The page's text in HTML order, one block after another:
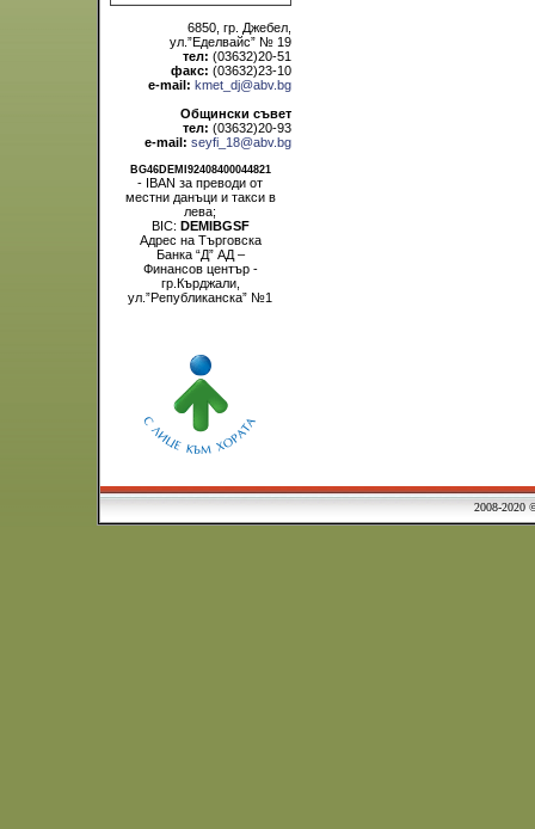
6850, гр. Джебел,
ул.”Еделвайс” № 19
тел: (03632)20-51
факс: (03632)23-10
e-mail: kmet_dj@abv.bg
Общински съвет
тел: (03632)20-93
e-mail: seyfi_18@abv.bg
BG46DEMI92408400044821
- IBAN за преводи от
местни данъци и такси в
лева;
BIC: DEMIBGSF
Адрес на Търговска
Банка “Д” АД –
Финансов център -
гр.Кърджали,
ул.”Републиканска” №1
2008-2020 ©